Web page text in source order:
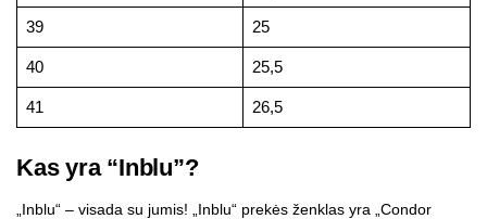
39 25
40 25,5
41 26,5
Kas yra “Inblu”?
„Inblu“ – visada su jumis! „Inblu“ prekės ženklas yra „Condor